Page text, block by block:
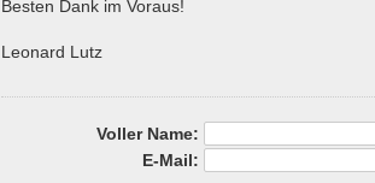
Besten Dank im Voraus!
Leonard Lutz
Voller Name:
E-Mail: